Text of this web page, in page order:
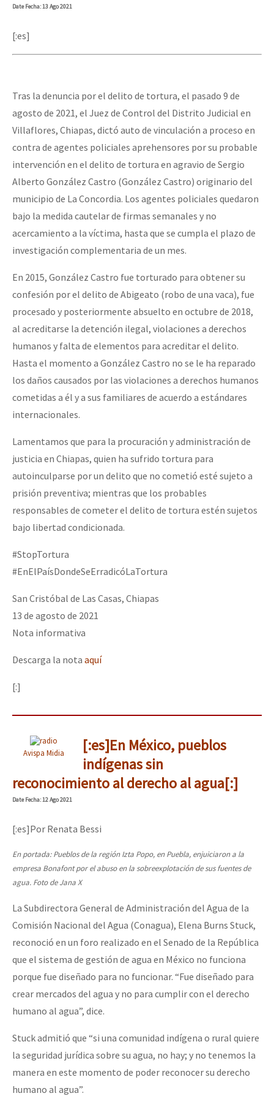
DateFecha: 13 Ago 2021
[:es]
Tras la denuncia por el delito de tortura, el pasado 9 de
agosto de 2021, el Juez de Control del Distrito Judicial en
Villaflores, Chiapas, dictó auto de vinculación a proceso en
contra de agentes policiales aprehensores por su probable
intervención en el delito de tortura en agravio de Sergio
Alberto González Castro (González Castro) originario del
municipio de La Concordia. Los agentes policiales quedaron
bajo la medida cautelar de firmas semanales y no
acercamiento a la víctima, hasta que se cumpla el plazo de
investigación complementaria de un mes.
En 2015, González Castro fue torturado para obtener su
confesión por el delito de Abigeato (robo de una vaca), fue
procesado y posteriormente absuelto en octubre de 2018,
al acreditarse la detención ilegal, violaciones a derechos
humanos y falta de elementos para acreditar el delito.
Hasta el momento a González Castro no se le ha reparado
los daños causados por las violaciones a derechos humanos
cometidas a él y a sus familiares de acuerdo a estándares
internacionales.
Lamentamos que para la procuración y administración de
justicia en Chiapas, quien ha sufrido tortura para
autoinculparse por un delito que no cometió esté sujeto a
prisión preventiva; mientras que los probables
responsables de cometer el delito de tortura estén sujetos
bajo libertad condicionada.
#StopTortura
#EnElPaísDondeSeErradicóLaTortura
San Cristóbal de Las Casas, Chiapas
13 de agosto de 2021
Nota informativa
Descarga la nota aquí
[:]
Avispa Midia
[:es]En México, pueblos
indígenas sin
reconocimiento al derecho al agua[:]
DateFecha: 12 Ago 2021
[:es]Por Renata Bessi
En portada: Pueblos de la región Izta Popo, en Puebla, enjuiciaron a la
empresa Bonafont por el abuso en la sobreexplotación de sus fuentes de
agua. Foto de Jana X
La Subdirectora General de Administración del Agua de la
Comisión Nacional del Agua (Conagua), Elena Burns Stuck,
reconoció en un foro realizado en el Senado de la República
que el sistema de gestión de agua en México no funciona
porque fue diseñado para no funcionar. “Fue diseñado para
crear mercados del agua y no para cumplir con el derecho
humano al agua”, dice.
Stuck admitió que “si una comunidad indígena o rural quiere
la seguridad jurídica sobre su agua, no hay; y no tenemos la
manera en este momento de poder reconocer su derecho
humano al agua”.